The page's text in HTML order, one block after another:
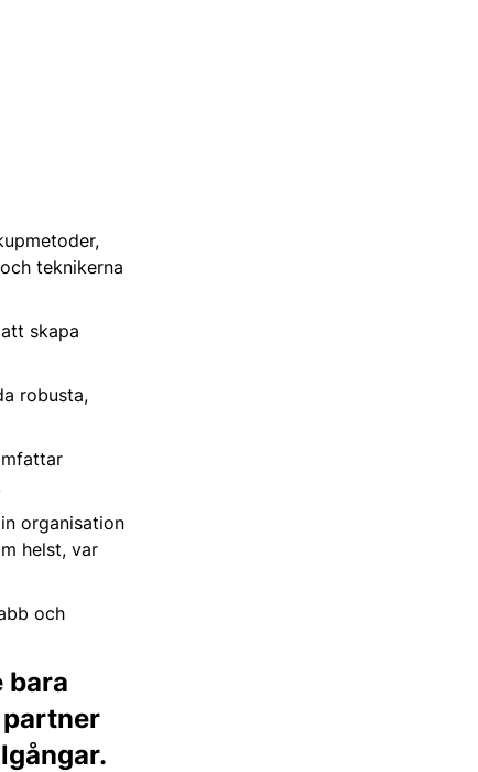
teknikerna
skapa
robusta,
organisation
helst, var
och
bara